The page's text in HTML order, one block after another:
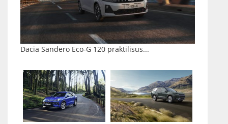
Dacia Sandero Eco-G 120 praktilisus...